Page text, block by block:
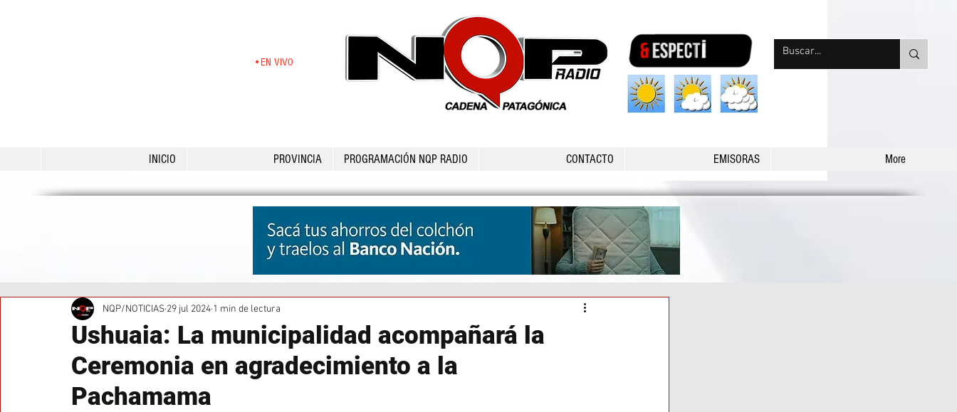
•EN VIVO
INICIO PROVINCIA PROGRAMACIÓN NQP RADIO CONTACTO EMISORAS More
Ushuaia: La municipalidad acompañará la
Ceremonia en agradecimiento a la
Pachamama
NQP/NOTICIAS 29 jul 2024 1 min de lectura